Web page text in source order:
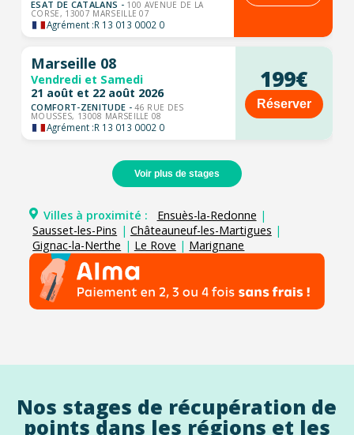
ESAT DE CATALANS - 100 AVENUE DE LA
CORSE, 13007 MARSEILLE 07
Agrément :R 13 013 0002 0
Marseille 08
Vendredi et Samedi
21 août et 22 août 2026
COMFORT-ZENITUDE -46 RUE DES
MOUSSES, 13008 MARSEILLE 08
Agrément :R 13 013 0002 0
199€
Réserver
Voir plus de stages
Villes à proximité : Ensuès-la-Redonne |
Sausset-les-Pins | Châteauneuf-les-Martigues |
Gignac-la-Nerthe | Le Rove | Marignane
Nos stages de récupération de
points dans les régions et les